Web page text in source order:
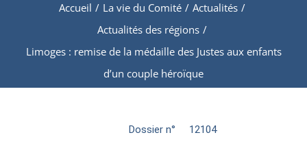
Accueil / La vie du Comité / Actualités /
Actualités des régions /
Limoges : remise de la médaille des Justes aux enfants
d’un couple héroïque
Dossier n° 12104